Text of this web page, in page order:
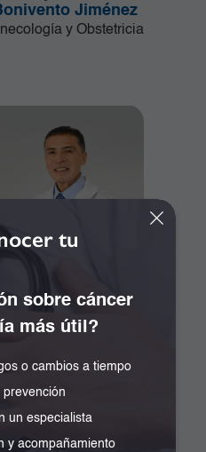
Jiménez
y Obstetricia
Alejandro Ramos
Girón
Neurocirugía
tu
sobre cáncer
más útil?
o cambios a tiempo
prevención
un especialista
y acompañamiento